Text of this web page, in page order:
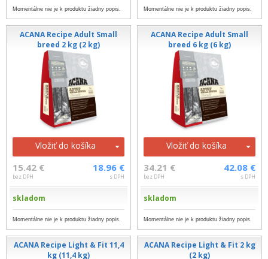
Momentálne nie je k produktu žiadny popis. Momentálne nie je k produktu žiadny popis.
ACANA Recipe Adult Small
breed 2 kg (2 kg)
Vložiť do košíka
15.42 €
bez DPH
18.96 €
s DPH
skladom
Momentálne nie je k produktu žiadny popis.
ACANA Recipe Adult Small
breed 6 kg (6 kg)
Vložiť do košíka
34.21 €
bez DPH
42.08 €
s DPH
skladom
Momentálne nie je k produktu žiadny popis.
ACANA Recipe Light & Fit 11,4
kg (11,4 kg)
ACANA Recipe Light & Fit 2 kg
(2 kg)